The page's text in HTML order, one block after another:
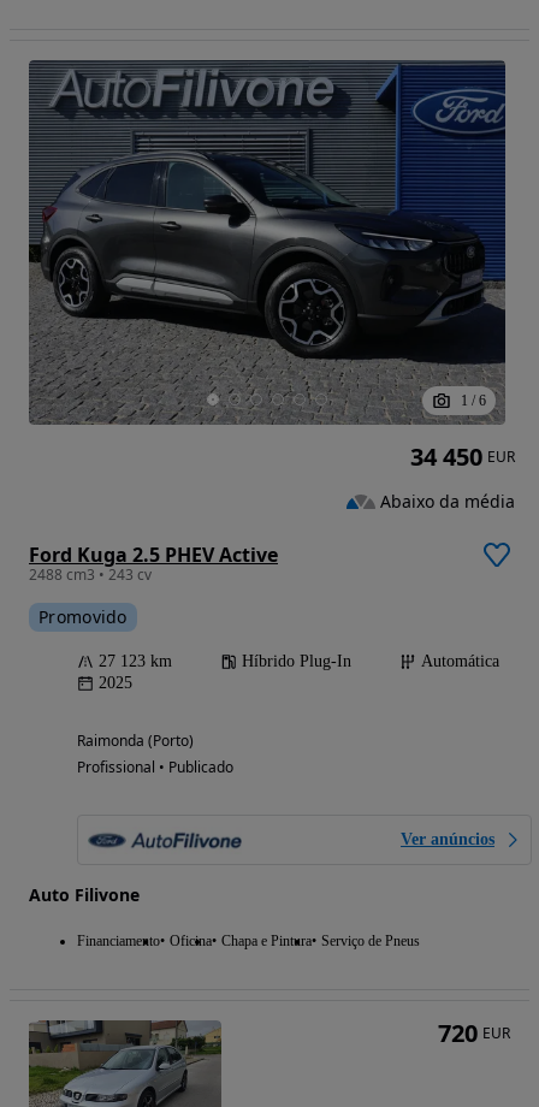
1 / 6
Ford Kuga 2.5 PHEV Active
2488 cm3 • 243 cv
Promovido
27 123 km Híbrido Plug-In
Automática
2025
Raimonda (Porto)
Profissional • Publicado
Ver anúncios
Auto Filivone
Financiamento Oficina Chapa e Pintura Serviço de Pneus
34 450 EUR
Abaixo da média
720 EUR